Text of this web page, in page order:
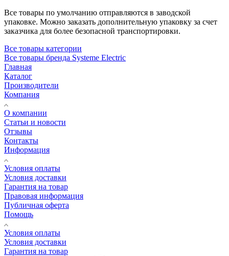
Все товары по умолчанию отправляются в заводской
упаковке. Можно заказать дополнительную упаковку за счет
заказчика для более безопасной транспортировки.
Все товары категории
Все товары бренда Systeme Electric
Главная
Каталог
Производители
Компания
О компании
Статьи и новости
Отзывы
Контакты
Информация
Условия оплаты
Условия доставки
Гарантия на товар
Правовая информация
Публичная оферта
Помощь
Условия оплаты
Условия доставки
Гарантия на товар